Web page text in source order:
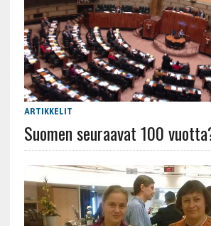
ARTIKKELIT
Suomen seuraavat 100